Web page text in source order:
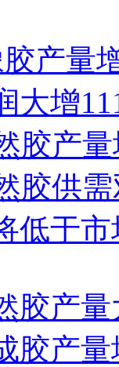
产量
大增
胶产
胶供
低于
胶产量
胶产量